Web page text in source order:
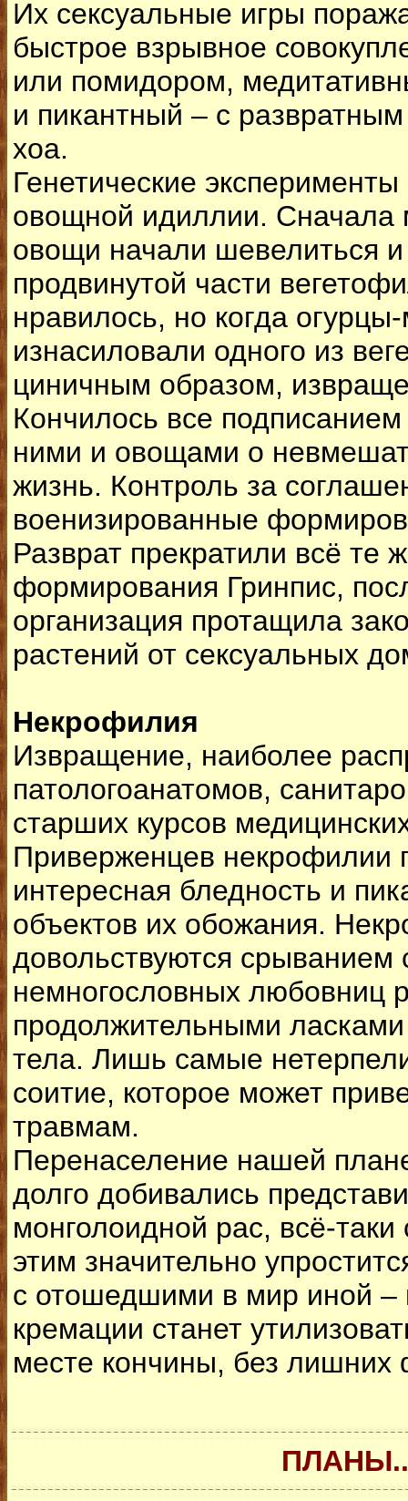
Их сексуальные игры
быстрое взрывное
или помидором,
и пикантный – с
хоа.
Генетические
овощной идиллии. Сначала
овощи начали шевелиться
продвинутой части
нравилось, но когда
изнасиловали одного из
циничным образом,
Кончилось все
ними и овощами о
жизнь. Контроль за
военизированные
Разврат прекратили всё те
формирования Гринпис,
организация протащила
растений от сексуальных
Некрофилия
Извращение, наиболее
патологоанатомов,
старших курсов
Приверженцев некрофилии
интересная бледность и
объектов их обожания.
довольствуются срыванием
немногословных любовниц
продолжительными
тела. Лишь самые
соитие, которое может
травмам.
Перенаселение нашей
долго добивались
монголоидной рас, всё-таки
этим значительно
с отошедшими в мир иной –
кремации станет
месте кончины, без лишних